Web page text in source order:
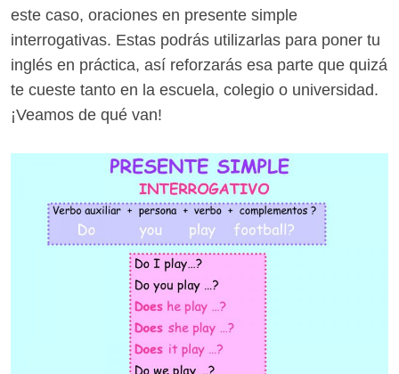
este caso, oraciones en presente simple
interrogativas. Estas podrás utilizarlas para poner tu
inglés en práctica, así reforzarás esa parte que quizá
te cueste tanto en la escuela, colegio o universidad.
¡Veamos de qué van!